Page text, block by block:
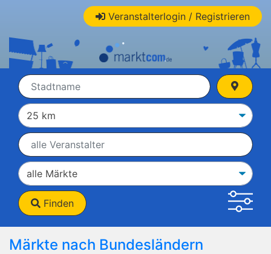
Veranstalterlogin / Registrieren
Finden
Märkte nach Bundesländern